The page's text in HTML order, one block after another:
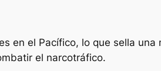
en el Pacífico, lo que sella una
el narcotráfico.